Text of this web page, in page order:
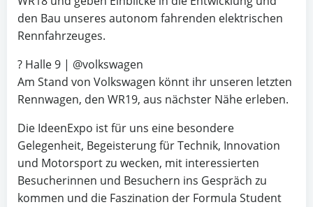
den Bau unseres autonom fahrenden elektrischen
Rennfahrzeuges.
? Halle 9 | @volkswagen
Am Stand von Volkswagen könnt ihr unseren letzten
Rennwagen, den WR19, aus nächster Nähe erleben.
Die IdeenExpo ist für uns eine besondere
Gelegenheit, Begeisterung für Technik, Innovation
und Motorsport zu wecken, mit interessierten
Besucherinnen und Besuchern ins Gespräch zu
kommen und die Faszination der Formula Student